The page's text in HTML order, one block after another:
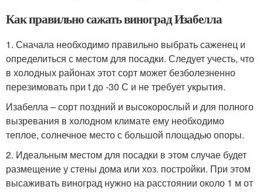
Как правильно сажать виноград Изабелла
1. Сначала необходимо правильно выбрать саженец и
определиться с местом для посадки. Следует учесть, что
в холодных районах этот сорт может безболезненно
перезимовать при t до -30 С и не требует укрытия.
Изабелла – сорт поздний и высокорослый и для полного
вызревания в холодном климате ему необходимо
теплое, солнечное место с большой площадью опоры.
2. Идеальным местом для посадки в этом случае будет
размещение у стены дома или хоз. постройки. При этом
высаживать виноград нужно на расстоянии около 1 м от